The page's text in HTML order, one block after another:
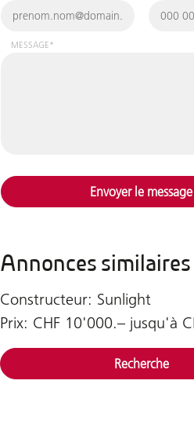
MESSAGE*
Envoyer le message
Annonces similaires
Constructeur: Sunlight
Prix: CHF 10'000.– jusqu'à
Recherche